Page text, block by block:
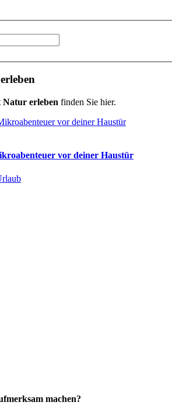
Natur erleben finden Sie hier.
vor deiner Haustür
machen?